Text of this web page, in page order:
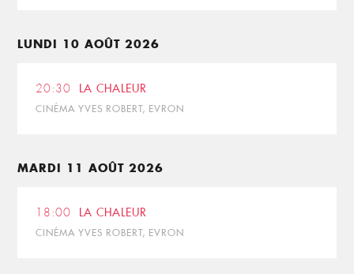
LUNDI 10 AOÛT 2026
20:30 LA CHALEUR
CINÉMA YVES ROBERT, EVRON
MARDI 11 AOÛT 2026
18:00 LA CHALEUR
CINÉMA YVES ROBERT, EVRON